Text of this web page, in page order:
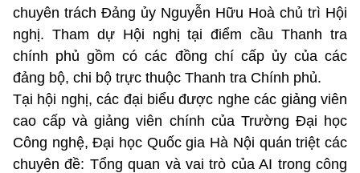
chuyên trách Đảng ủy Nguyễn Hữu Hoà chủ trì Hội
nghị. Tham dự Hội nghị tại điểm cầu Thanh tra
chính phủ gồm có các đồng chí cấp ủy của các
đảng bộ, chi bộ trực thuộc Thanh tra Chính phủ.
Tại hội nghị, các đại biểu được nghe các giảng viên
cao cấp và giảng viên chính của Trường Đại học
Công nghệ, Đại học Quốc gia Hà Nội quán triệt các
chuyên đề: Tổng quan và vai trò của AI trong công